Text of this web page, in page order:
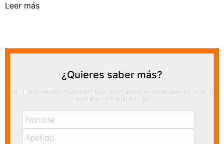
Leer más
¿Quieres saber más?
DEJE SUS DATOS PERSONALES O ESCRIBANOS AL WHATSAPP DE LUNES
A VIERNES DE 9:00 A 17:00